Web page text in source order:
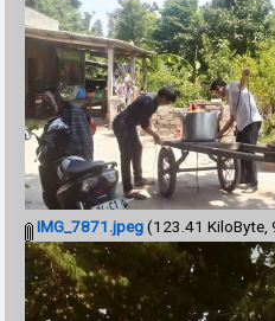
IMG_7871.jpeg(123.41 KiloByte,